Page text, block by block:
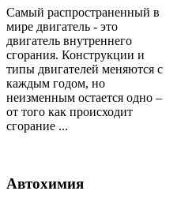
Самый распространенный в
мире двигатель - это
двигатель внутреннего
сгорания. Конструкции и
типы двигателей меняются с
каждым годом, но
неизменным остается одно –
от того как происходит
сгорание ...
Автохимия